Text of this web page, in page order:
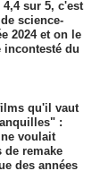
sur 5, c'est
science-
2024 et on le
incontesté du
qu'il vaut
:
voulait
de remake
des années